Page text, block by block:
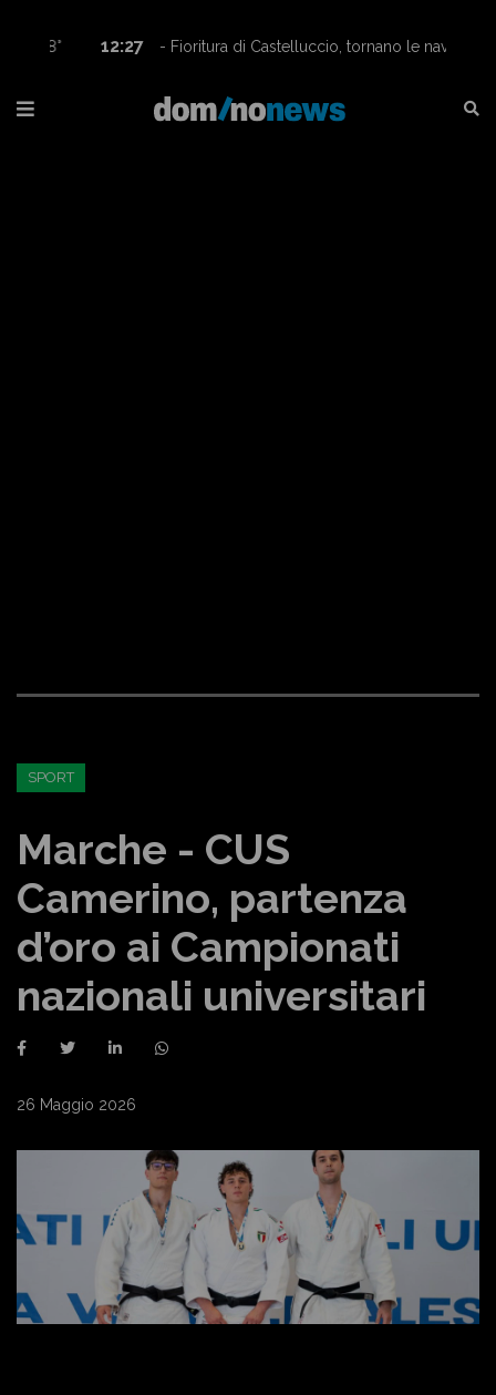
12:27
- Fioritura di Castelluccio, tornano le navette
SPORT
Marche - CUS
Camerino, partenza
d’oro ai Campionati
nazionali universitari
26 Maggio 2026